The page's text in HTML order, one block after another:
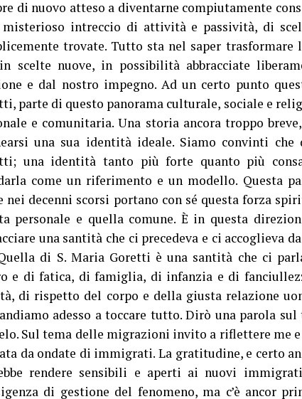
di nuovo atteso a diventarne compiutamente
misterioso intreccio di attività e passività, di
trovate. Tutto sta nel saper
scelte nuove, in possibilità abbracciate
e dal nostro impegno. Ad un certo punto
parte di questo panorama culturale, sociale e
e comunitaria. Una storia ancora troppo
una sua identità ideale. Siamo convinti
una identità tanto più forte quanto più
come un riferimento e un modello. Questa
nei decenni scorsi portano con sé questa forza
personale e quella comune. È in questa
una santità che ci precedeva e ci accoglieva
di S. Maria Goretti è una santità che ci
e di fatica, di famiglia, di infanzia e di
di rispetto del corpo e della giusta relazione
adesso a toccare tutto. Dirò una parola
Sul tema delle migrazioni invito a riflettere me
da ondate di immigrati. La gratitudine, e certo
rendere sensibili e aperti ai nuovi
di gestione del fenomeno, ma c’è ancor